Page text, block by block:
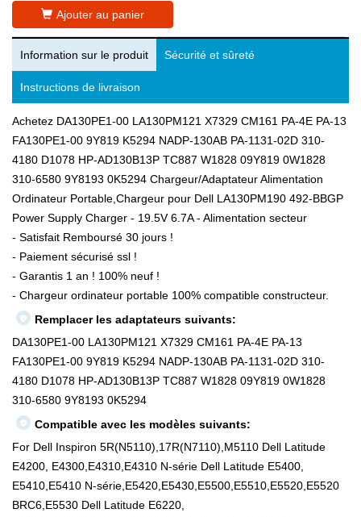
Ajouter au panier
Information sur le produit Sécurité et sûreté
Instructions de livraison
Achetez DA130PE1-00 LA130PM121 X7329 CM161 PA-4E PA-13
FA130PE1-00 9Y819 K5294 NADP-130AB PA-1131-02D 310-
4180 D1078 HP-AD130B13P TC887 W1828 09Y819 0W1828
310-6580 9Y8193 0K5294 Chargeur/Adaptateur Alimentation
Ordinateur Portable,Chargeur pour Dell LA130PM190 492-BBGP
Power Supply Charger - 19.5V 6.7A - Alimentation secteur
- Satisfait Remboursé 30 jours !
- Paiement sécurisé ssl !
- Garantis 1 an ! 100% neuf !
- Chargeur ordinateur portable 100% compatible constructeur.
Remplacer les adaptateurs suivants:
DA130PE1-00 LA130PM121 X7329 CM161 PA-4E PA-13
FA130PE1-00 9Y819 K5294 NADP-130AB PA-1131-02D 310-
4180 D1078 HP-AD130B13P TC887 W1828 09Y819 0W1828
310-6580 9Y8193 0K5294
Compatible avec les modèles suivants:
For Dell Inspiron 5R(N5110),17R(N7110),M5110 Dell Latitude
E4200, E4300,E4310,E4310 N-série Dell Latitude E5400,
E5410,E5410 N-série,E5420,E5430,E5500,E5510,E5520,E5520
BRC6,E5530 Dell Latitude E6220,